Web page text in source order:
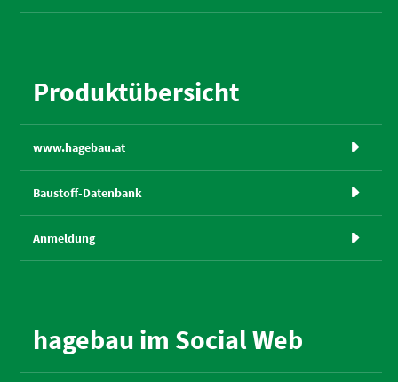
Produktübersicht
www.hagebau.at 
Baustoff-Datenbank 
Anmeldung 
hagebau im Social Web